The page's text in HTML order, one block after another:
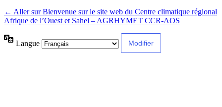
← Aller sur Bienvenue sur le site web du Centre climatique régional
Afrique de l’Ouest et Sahel – AGRHYMET CCR-AOS
Langue